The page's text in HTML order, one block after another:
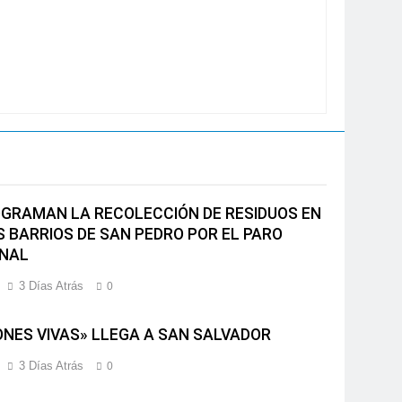
LA RECOLECCIÓN DE RESIDUOS EN
BARRIOS DE SAN PEDRO POR EL PARO
3 Días Atrás 0
VIVAS» LLEGA A SAN SALVADOR
3 Días Atrás 0